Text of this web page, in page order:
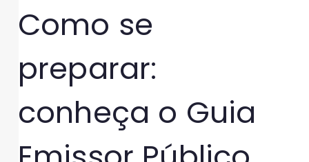
Como se
preparar:
conheça o Guia